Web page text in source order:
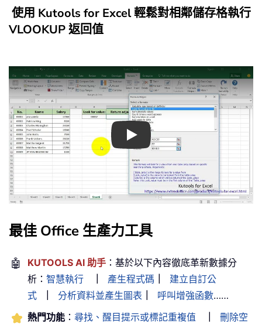
使用 Kutools for Excel 輕鬆對相鄰儲存格執行
VLOOKUP 返回值
Play
最佳 Office 生產力工具
🤖 KUTOOLS AI 助手 ：基於以下內容徹底革新數據分
析： 智慧執行 產生程式碼
建立自訂公
式
分析資料並產生圖表 呼叫增強函數……
熱門功能 ： 尋找、醒目提示或標記重複值
刪除空